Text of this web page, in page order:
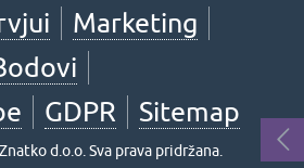
Marketing
GDPR Sitemap
d.o.o. Sva prava pridržana.